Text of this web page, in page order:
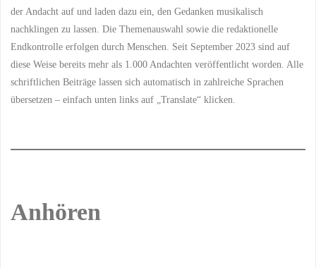
der Andacht auf und laden dazu ein, den Gedanken musikalisch
nachklingen zu lassen. Die Themenauswahl sowie die redaktionelle
Endkontrolle erfolgen durch Menschen. Seit September 2023 sind auf
diese Weise bereits mehr als 1.000 Andachten veröffentlicht worden. Alle
schriftlichen Beiträge lassen sich automatisch in zahlreiche Sprachen
übersetzen – einfach unten links auf „Translate“ klicken.
Anhören